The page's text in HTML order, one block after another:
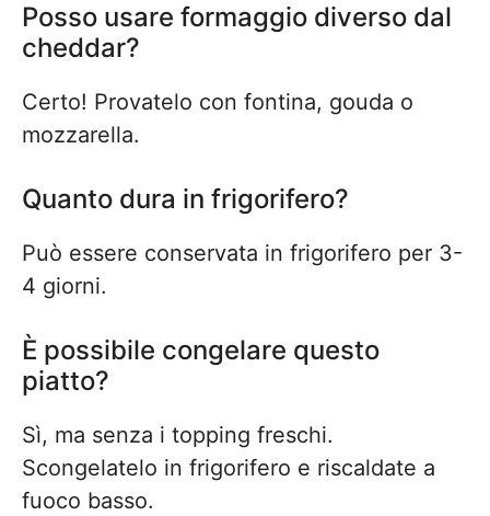
Posso usare formaggio diverso dal
cheddar?
Certo! Provatelo con fontina, gouda o
mozzarella.
Quanto dura in frigorifero?
Può essere conservata in frigorifero per 3-
4 giorni.
È possibile congelare questo
piatto?
Sì, ma senza i topping freschi.
Scongelatelo in frigorifero e riscaldate a
fuoco basso.